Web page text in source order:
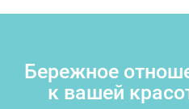
Бережное
к вашей